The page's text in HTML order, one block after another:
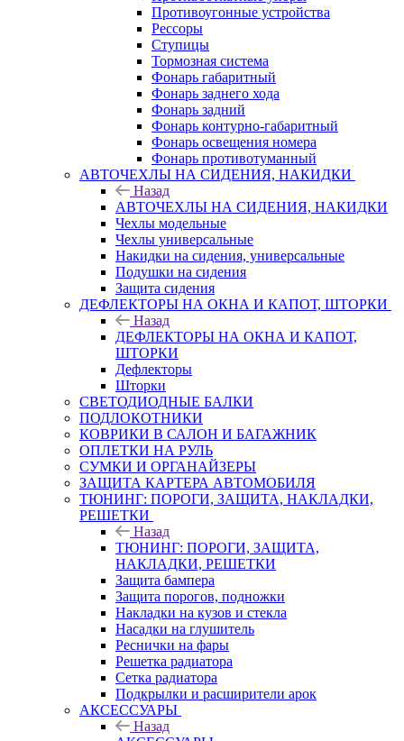
Противоугонные устройства
Рессоры
Ступицы
Тормозная система
Фонарь габаритный
Фонарь заднего хода
Фонарь задний
Фонарь контурно-габаритный
Фонарь освещения номера
Фонарь противотуманный
АВТОЧЕХЛЫ НА СИДЕНИЯ, НАКИДКИ
Назад
АВТОЧЕХЛЫ НА СИДЕНИЯ, НАКИДКИ
Чехлы модельные
Чехлы универсальные
Накидки на сидения, универсальные
Подушки на сидения
Защита сидения
ДЕФЛЕКТОРЫ НА ОКНА И КАПОТ, ШТОРКИ
Назад
ДЕФЛЕКТОРЫ НА ОКНА И КАПОТ,
ШТОРКИ
Дефлекторы
Шторки
СВЕТОДИОДНЫЕ БАЛКИ
ПОДЛОКОТНИКИ
КОВРИКИ В САЛОН И БАГАЖНИК
ОПЛЕТКИ НА РУЛЬ
СУМКИ И ОРГАНАЙЗЕРЫ
ЗАЩИТА КАРТЕРА АВТОМОБИЛЯ
ТЮНИНГ: ПОРОГИ, ЗАЩИТА, НАКЛАДКИ,
РЕШЕТКИ
Назад
ТЮНИНГ: ПОРОГИ, ЗАЩИТА,
НАКЛАДКИ, РЕШЕТКИ
Защита бампера
Защита порогов, подножки
Накладки на кузов и стекла
Насадки на глушитель
Реснички на фары
Решетка радиатора
Сетка радиатора
Подкрылки и расширители арок
АКСЕССУАРЫ
Назад